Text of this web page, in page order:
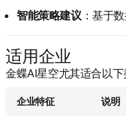
智能策略建议 ：基于
适用企业
金蝶AI星空尤其适合以下
企业特征 说明